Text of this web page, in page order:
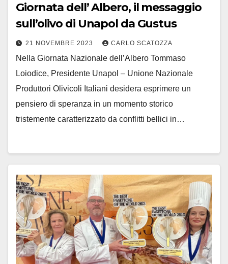
Giornata dell’ Albero, il messaggio
sull’olivo di Unapol da Gustus
21 NOVEMBRE 2023 CARLO SCATOZZA
Nella Giornata Nazionale dell’Albero Tommaso
Loiodice, Presidente Unapol – Unione Nazionale
Produttori Olivicoli Italiani desidera esprimere un
pensiero di speranza in un momento storico
tristemente caratterizzato da conflitti bellici in…